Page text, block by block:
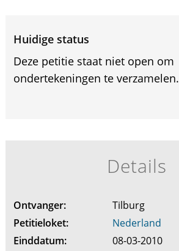
Huidige status
Deze petitie staat niet open om
ondertekeningen te verzamelen.
Details
Ontvanger:
Tilburg
Petitieloket:
Nederland
Einddatum:
08-03-2010